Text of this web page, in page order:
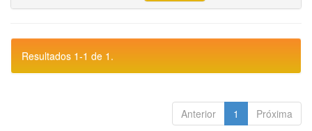
Resultados 1-1 de 1.
Anterior 1 Próxima